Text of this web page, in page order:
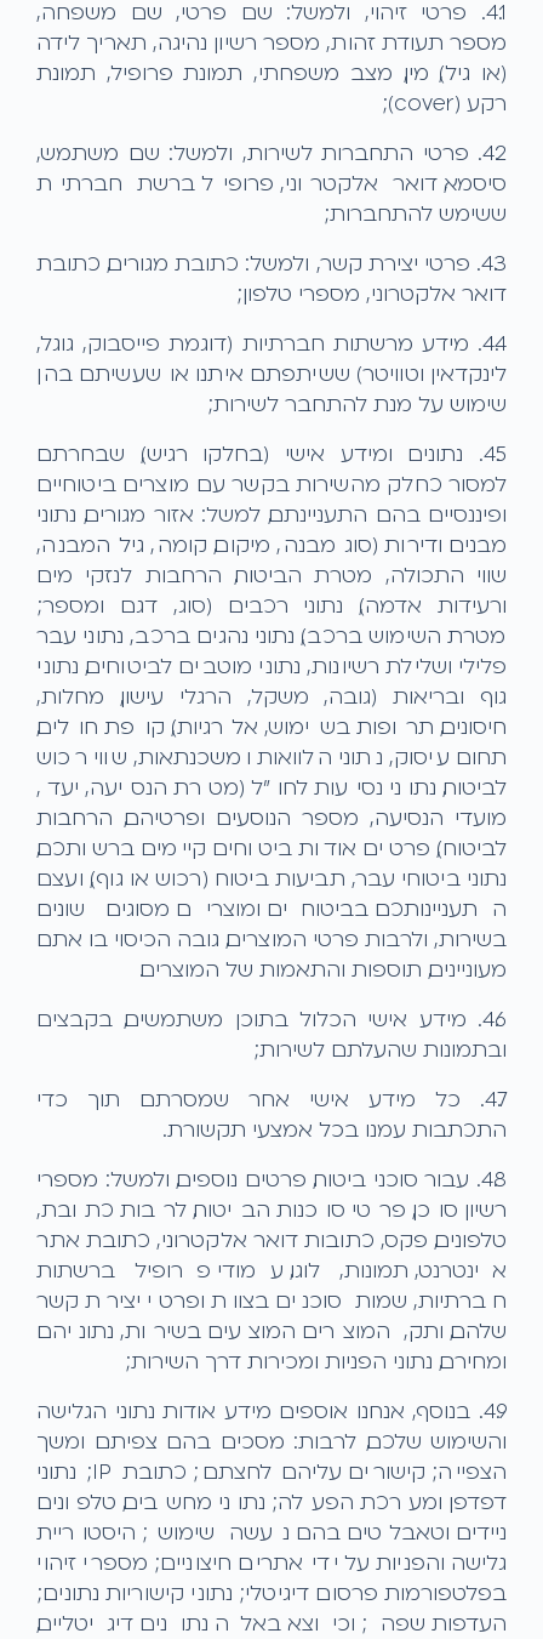
4.1. פרטי זיהוי, ולמשל: שם פרטי, שם משפחה,
מספר תעודת זהות, מספר רשיון נהיגה, תאריך לידה
(או גיל), מין, מצב משפחתי, תמונת פרופיל, תמונת
רקע (cover);
4.2. פרטי התחברות לשירות, ולמשל: שם משתמש,
סיסמא, דואר אלקטרוני, פרופיל ברשת חברתית
ששימש להתחברות;
4.3. פרטי יצירת קשר, ולמשל: כתובת מגורים, כתובת
דואר אלקטרוני, מספרי טלפון;
4.4. מידע מרשתות חברתיות (דוגמת פייסבוק, גוגל,
לינקדאין וטוויטר) ששיתפתם איתנו או שעשיתם בהן
שימוש על מנת להתחבר לשירות;
4.5. נתונים ומידע אישי (בחלקו רגיש), שבחרתם
למסור כחלק מהשירות בקשר עם מוצרים ביטוחיים
ופיננסיים בהם התעניינתם, למשל: אזור מגורים, נתוני
מבנים ודירות (סוג מבנה, מיקום, קומה, גיל המבנה,
שווי התכולה, מטרת הביטוח, הרחבות לנזקי מים
ורעידות אדמה), נתוני רכבים (סוג, דגם ומספר;
מטרת השימוש ברכב), נתוני נהגים ברכב, נתוני עבר
פלילי ושלילת רשיונות, נתוני מוטבים לביטוחים, נתוני
גוף ובריאות (גובה, משקל, הרגלי עישון, מחלות,
חיסונים, תרופות בשימוש, אלרגיות), קופת חולים,
תחום עיסוק, נתוני הלוואות ומשכנתאות, שווי רכוש
לביטוח, נתוני נסיעות לחו"ל (מטרת הנסיעה, יעד,
מועדי הנסיעה, מספר הנוסעים ופרטיהם, הרחבות
לביטוח), פרטים אודות ביטוחים קיימים ברשותכם,
נתוני ביטוחי עבר, תביעות ביטוח (רכוש או גוף), ועצם
התעניינותכם בביטוחים ומוצרים מסוגים שונים
בשירות, ולרבות פרטי המוצרים, גובה הכיסוי בו אתם
מעוניינים, תוספות והתאמות של המוצרים.
4.6. מידע אישי הכלול בתוכן משתמשים, בקבצים
ובתמונות שהעלתם לשירות;
4.7. כל מידע אישי אחר שמסרתם תוך כדי
התכתבות עמנו בכל אמצעי תקשורת.
4.8. עבור סוכני ביטוח, פרטים נוספים, ולמשל: מספרי
רשיון סוכן, פרטי סוכנות הביטוח, לרבות כתובת,
טלפונים, פקס, כתובות דואר אלקטרוני, כתובת אתר
אינטרנט, תמונות, לוגו, עמודי פרופיל ברשתות
חברתיות, שמות סוכנים בצוות ופרטי יצירת קשר
שלהם, ותק, המוצרים המוצעים בשירות, נתוניהם
ומחירם, נתוני הפניות ומכירות דרך השירות;
4.9. בנוסף, אנחנו אוספים מידע אודות נתוני הגלישה
והשימוש שלכם, לרבות: מסכים בהם צפיתם ומשך
הצפייה; קישורים עליהם לחצתם; כתובת IP; נתוני
דפדפן ומערכת הפעלה; נתוני מחשבים, טלפונים
ניידים וטאבלטים בהם נעשה שימוש; היסטוריית
גלישה והפניות על ידי אתרים חיצוניים; מספרי זיהוי
בפלטפורמות פרסום דיגיטלי; נתוני קישוריות נתונים;
העדפות שפה; וכיוצא באלה נתונים דיגיטליים,